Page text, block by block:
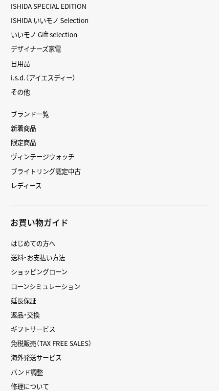
ISHIDA SPECIAL EDITION
ISHIDA いいモノ Selection
いいモノ Gift selection
デザイナーズ家電
日用品
i.s.d.（アイエスディー）
その他
ブランド一覧
新着商品
限定商品
ヴィンテージウォッチ
ブライトリング認定中古
レディース
お買い物ガイド
はじめての方へ
送料・お支払い方法
ショッピングローン
ローンシミュレーション
延長保証
返品・交換
ギフトサービス
免税販売（TAX FREE SALES）
海外発送サービス
バンド調整
修理について